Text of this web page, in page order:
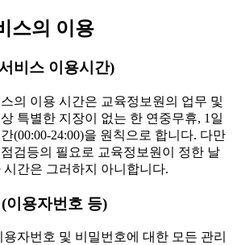
스의 이용
비스 이용시간)
의 이용 시간은 교육정보원의 업무 및
특별한 지장이 없는 한 연중무휴, 1일
(00:00-24:00)을 원칙으로 합니다. 다만
검등의 필요로 교육정보원이 정한 날
시간은 그러하지 아니합니다.
이용자번호 등)
자번호 및 비밀번호에 대한 모든 관리